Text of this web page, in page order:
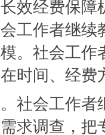
效经费保
工作者继
。社会工
时间、经费
。社会工作
求调查，